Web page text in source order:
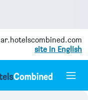
ar.hotelscombined.com
site in English